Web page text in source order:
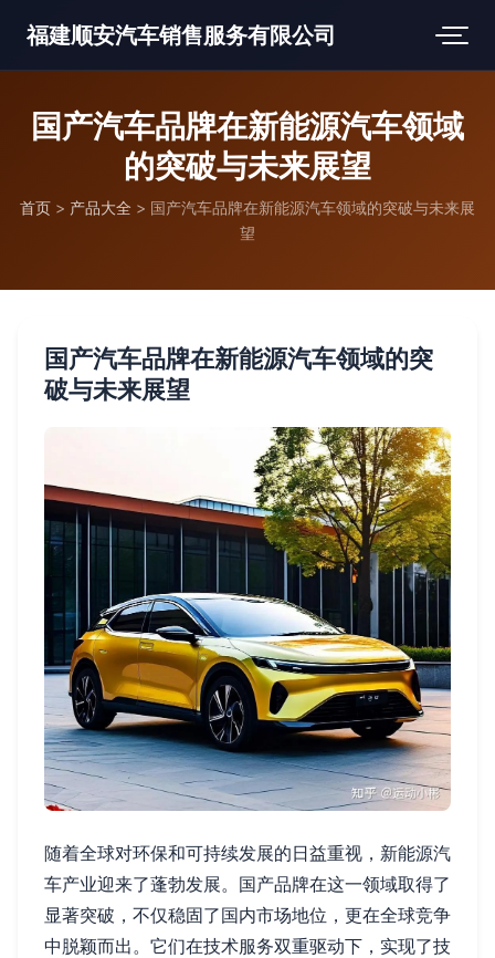
福建顺安汽车销售服务有限公司
国产汽车品牌在新能源汽车领域
的突破与未来展望
首页 > 产品大全 > 国产汽车品牌在新能源汽车领域的突破与未来展
望
国产汽车品牌在新能源汽车领域的突
破与未来展望
随着全球对环保和可持续发展的日益重视，新能源汽
车产业迎来了蓬勃发展。国产品牌在这一领域取得了
显著突破，不仅稳固了国内市场地位，更在全球竞争
中脱颖而出。它们在技术服务双重驱动下，实现了技